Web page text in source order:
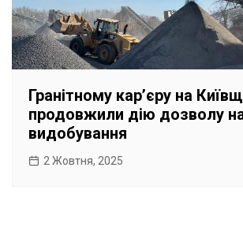
Гранітному карʼєру на
продовжили дію дозволу
видобування
2 Жовтня, 2025